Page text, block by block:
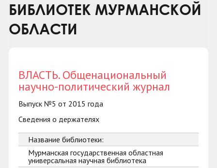
БИБЛИОТЕК МУРМАНСКОЙ
ОБЛАСТИ
ВЛАСТЬ. Общенациональный
научно-политический журнал
Выпуск №5 от 2015 года
Сведения о держателях
Название библиотеки:
Мурманская государственная областная
универсальная научная библиотека